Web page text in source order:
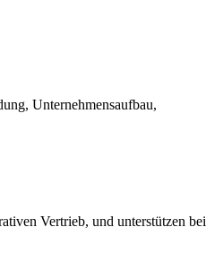
Unternehmensaufbau,
Vertrieb, und unterstützen bei